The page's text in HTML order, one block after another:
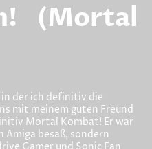
(Mortal
der ich definitiv die
mit meinem guten Freund
Mortal Kombat! Er war
Amiga besaß, sondern